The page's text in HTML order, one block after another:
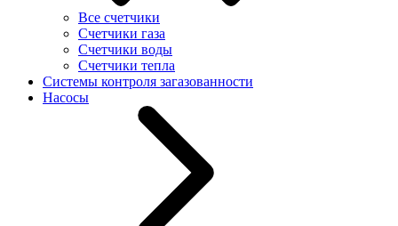
Все счетчики
Счетчики газа
Счетчики воды
Счетчики тепла
Системы контроля загазованности
Насосы